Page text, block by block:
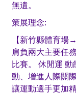
無遺。
策展理念:
【新竹縣體育場
肩負兩大主要任
比賽。 休閒運
動、增進人際關
讓運動選手更加